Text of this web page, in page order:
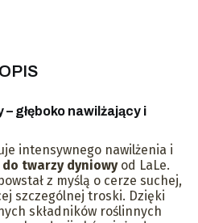
OPIS
głęboko nawilżający i
intensywnego nawilżenia i
do twarzy dyniowyod LaLe.
z myślą o cerze suchej,
szczególnej troski. Dzięki
składników roślinnych